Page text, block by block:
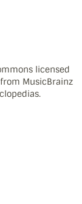
licensed
MusicBrainz